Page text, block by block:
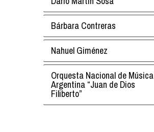
Bárbara Contreras
Nahuel Giménez
Orquesta Nacional de Música
Argentina “Juan de Dios
Filiberto”